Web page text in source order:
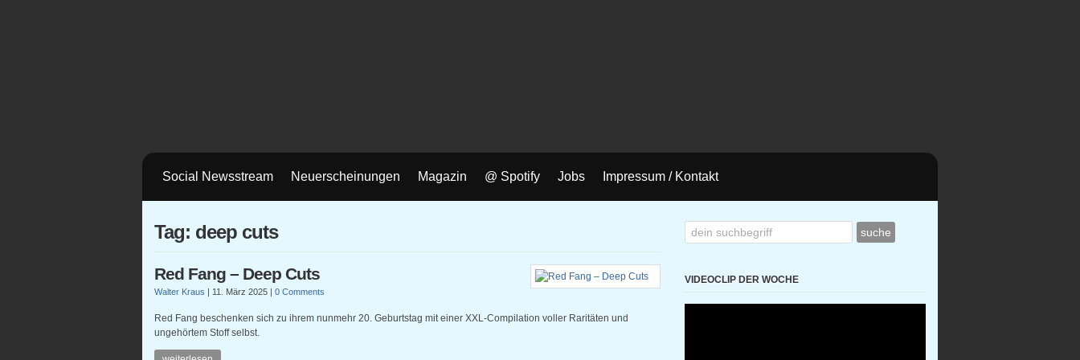
Social Newsstream Neuerscheinungen Magazin @ Spotify Jobs Impressum / Kontakt
Tag: deep cuts
Red Fang – Deep Cuts
Walter Kraus | 11. März 2025 | 0 Comments
Red Fang beschenken sich zu ihrem nunmehr 20. Geburtstag mit einer XXL-Compilation voller Raritäten und
ungehörtem Stoff selbst.
VIDEOCLIP DER WOCHE